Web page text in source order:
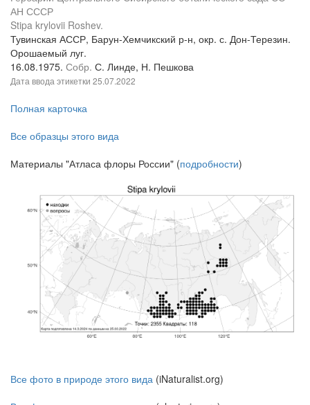
АН СССР
Stipa krylovii Roshev.
Тувинская АССР, Барун-Хемчикский р-н, окр. с. Дон-Терезин.
Орошаемый луг.
16.08.1975. Собр. С. Линде, Н. Пешкова
Дата ввода этикетки 25.07.2022
Полная карточка
Все образцы этого вида
Материалы "Атласа флоры России" (подробности)
Все фото в природе этого вида (iNaturalist.org)